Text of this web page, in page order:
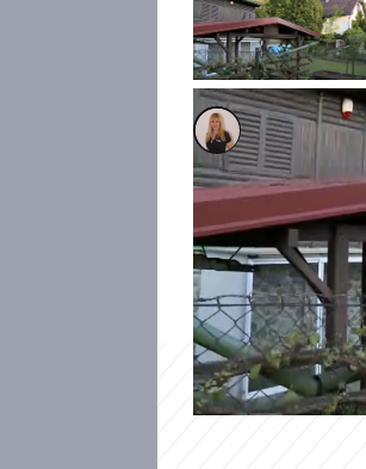
Pavlína Polatová
21. kvě 2025, 18:22
Kriminalisté
partnery v
zaútočit jeho
zalarmovali